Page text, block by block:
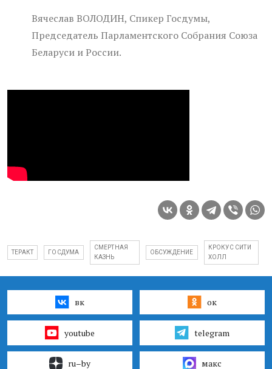
Вячеслав ВОЛОДИН, Спикер Госдумы,
Председатель Парламентского Собрания Союза
Беларуси и России.
ТЕРАКТ ГОСДУМА
СМЕРТНАЯ
КАЗНЬ
ОБСУЖДЕНИЕ
КРОКУС СИТИ
ХОЛЛ
вк ок
youtube telegram
ru–by макс